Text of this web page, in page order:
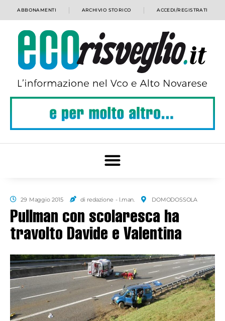
ABBONAMENTI ARCHIVIO STORICO ACCEDI/REGISTRATI
29 Maggio 2015 di redazione - l.man. DOMODOSSOLA
Pullman con scolaresca ha
travolto Davide e Valentina